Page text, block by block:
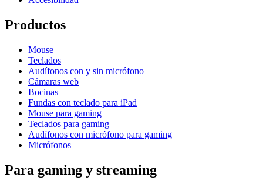
Productos
Mouse
Teclados
Audífonos con y sin micrófono
Cámaras web
Bocinas
Fundas con teclado para iPad
Mouse para gaming
Teclados para gaming
Audífonos con micrófono para gaming
Micrófonos
Para gaming y streaming